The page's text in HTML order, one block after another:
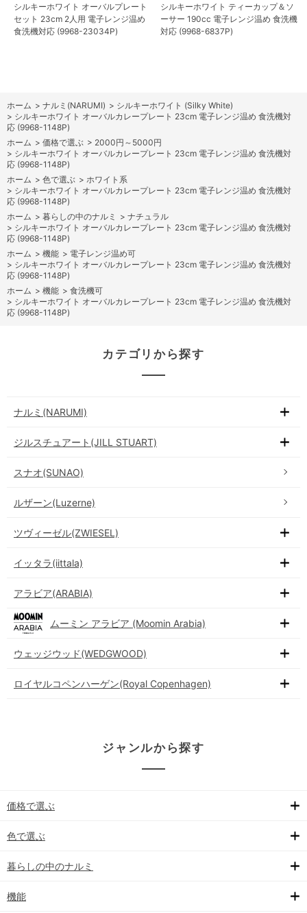
シルキーホワイト オーバルプレート
セット 23cm 2人用 電子レンジ温め
食洗機対応 (9968-23034P)
シルキーホワイト ティーカップ＆ソ
ーサー 190cc 電子レンジ温め 食洗機
対応 (9968-6837P)
ホーム > ナルミ(NARUMI) > シルキーホワイト (Silky White)
> シルキーホワイト オーバルカレープレート 23cm 電子レンジ温め 食洗機対
応 (9968-1148P)
ホーム > 価格で選ぶ > 2000円～5000円
> シルキーホワイト オーバルカレープレート 23cm 電子レンジ温め 食洗機対
応 (9968-1148P)
ホーム > 色で選ぶ > ホワイト系
> シルキーホワイト オーバルカレープレート 23cm 電子レンジ温め 食洗機対
応 (9968-1148P)
ホーム > 暮らしの中のナルミ > ナチュラル
> シルキーホワイト オーバルカレープレート 23cm 電子レンジ温め 食洗機対
応 (9968-1148P)
ホーム > 機能 > 電子レンジ温め可
> シルキーホワイト オーバルカレープレート 23cm 電子レンジ温め 食洗機対
応 (9968-1148P)
ホーム > 機能 > 食洗機可
> シルキーホワイト オーバルカレープレート 23cm 電子レンジ温め 食洗機対
応 (9968-1148P)
カテゴリから探す
ナルミ(NARUMI)
ジルスチュアート(JILL STUART)
スナオ(SUNAO)
ルザーン(Luzerne)
ツヴィーゼル(ZWIESEL)
イッタラ(iittala)
アラビア(ARABIA)
ムーミン アラビア (Moomin Arabia)
ウェッジウッド(WEDGWOOD)
ロイヤルコペンハーゲン(Royal Copenhagen)
ジャンルから探す
価格で選ぶ
色で選ぶ
暮らしの中のナルミ
機能